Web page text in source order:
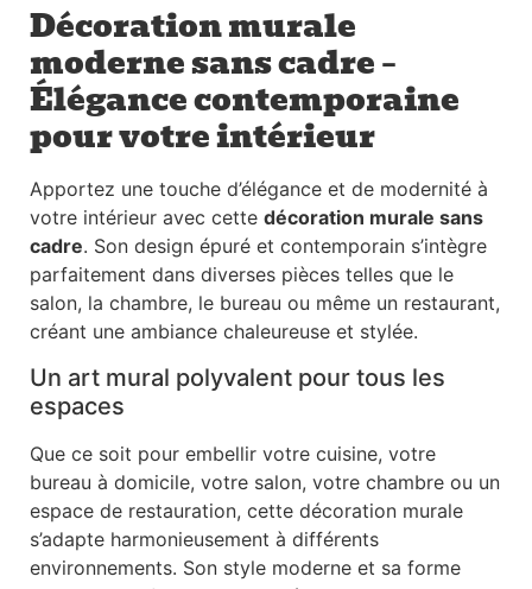
Décoration murale
moderne sans cadre –
Élégance contemporaine
pour votre intérieur
Apportez une touche d’élégance et de modernité à
votre intérieur avec cette décoration murale sans
cadre. Son design épuré et contemporain s’intègre
parfaitement dans diverses pièces telles que le
salon, la chambre, le bureau ou même un restaurant,
créant une ambiance chaleureuse et stylée.
Un art mural polyvalent pour tous les
espaces
Que ce soit pour embellir votre cuisine, votre
bureau à domicile, votre salon, votre chambre ou un
espace de restauration, cette décoration murale
s’adapte harmonieusement à différents
environnements. Son style moderne et sa forme